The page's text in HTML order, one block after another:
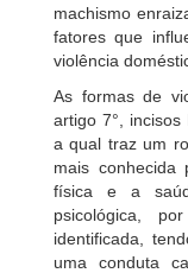
machismo
fatores que
violência
As formas de
artigo 7°,
a qual traz um
mais conhecida
física e a
psicológica,
identificada,
uma conduta